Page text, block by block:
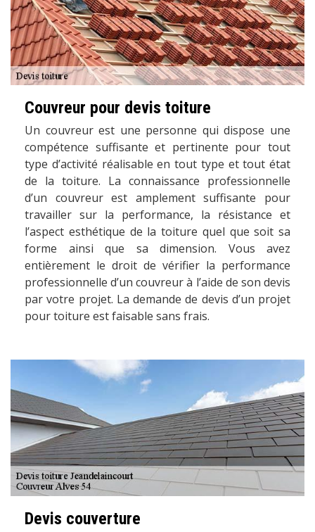
Couvreur pour devis toiture
Un couvreur est une personne qui dispose une
compétence suffisante et pertinente pour tout
type d’activité réalisable en tout type et tout état
de la toiture. La connaissance professionnelle
d’un couvreur est amplement suffisante pour
travailler sur la performance, la résistance et
l’aspect esthétique de la toiture quel que soit sa
forme ainsi que sa dimension. Vous avez
entièrement le droit de vérifier la performance
professionnelle d’un couvreur à l’aide de son devis
par votre projet. La demande de devis d’un projet
pour toiture est faisable sans frais.
Devis couverture